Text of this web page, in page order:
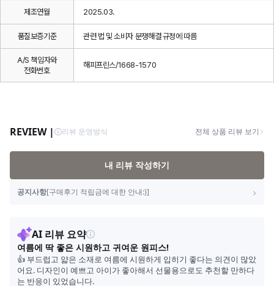
제조연월 2025.03.
품질보증기준 관련 법 및 소비자 분쟁해결 규정에 따름
A/S 책임자와
전화번호
해피프린스/1668-1570